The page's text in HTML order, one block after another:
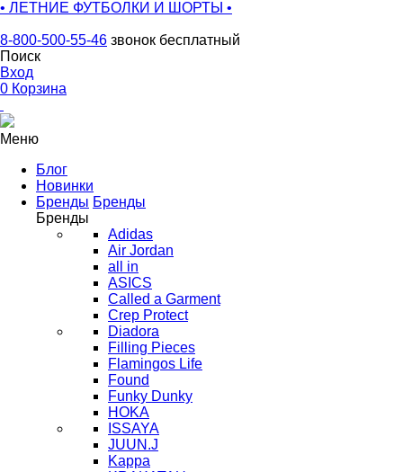
• ЛЕТНИЕ ФУТБОЛКИ И ШОРТЫ •
8-800-500-55-46 звонок бесплатный
Поиск
Вход
0 Корзина
Меню
Блог
Новинки
Бренды Бренды
Бренды
Adidas
Air Jordan
all in
ASICS
Called a Garment
Crep Protect
Diadora
Filling Pieces
Flamingos Life
Found
Funky Dunky
HOKA
ISSAYA
JUUN.J
Kappa